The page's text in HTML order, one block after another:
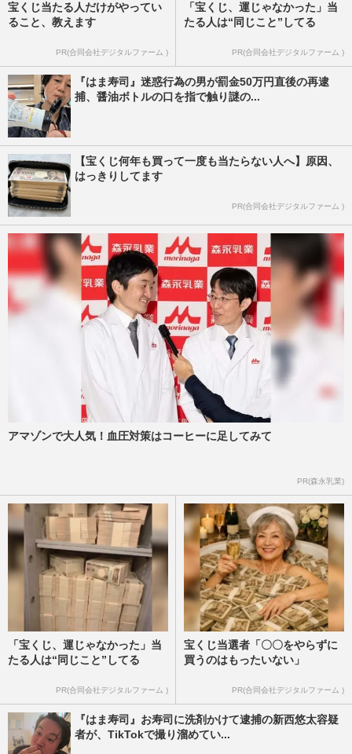
宝くじ当たる人だけがやってい
ること、教えます
PR(合同会社デジタルファーム )
「宝くじ、運じゃなかった」当
たる人は“同じこと”してる
PR(合同会社デジタルファーム )
『はま寿司』迷惑行為の男が罰金50万円直後の再逮
捕、醤油ボトルの口を指で触り謎の...
【宝くじ何年も買って一度も当たらない人へ】原因、
はっきりしてます
PR(合同会社デジタルファーム )
アマゾンで大人気！血圧対策はコーヒーに足してみて
PR(森永乳業)
「宝くじ、運じゃなかった」当
たる人は“同じこと”してる
PR(合同会社デジタルファーム )
宝くじ当選者「〇〇をやらずに
買うのはもったいない」
PR(合同会社デジタルファーム )
『はま寿司』お寿司に洗剤かけて逮捕の新西悠太容疑
者が、TikTokで撮り溜めてい...